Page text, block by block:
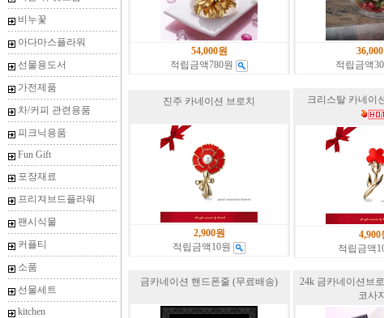
비누꽃
아다마스플라워
선물용도서
가전제품
차/커피 관련용품
피크닉용품
Fun Gift
포장재료
프리져브드플라워
팬시식물
커플티
소품
선물세트
kitchen
54,000원
적립금액780원
적립금액
진주 카네이션 브로치
2,900원
적립금액10원
크리스탈 카네이
4,900
적립금액
금카네이션 핸드폰줄 (무료배송)
24k 금카네이션브
코사